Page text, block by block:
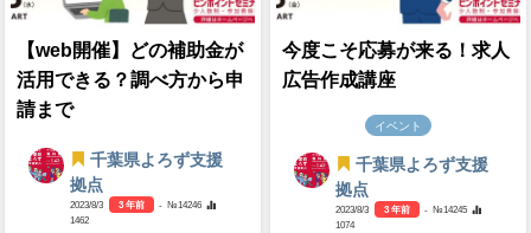
【web開催】どの補助金が
活用できる？調べ方から申
請まで
千葉県よろず支援
拠点
2023/8/3 3 年前
- №14246
1462
今度こそ応募が来る！求人
広告作成講座
イベント
千葉県よろず支援
拠点
2023/8/3 3 年前
- №14245
1074